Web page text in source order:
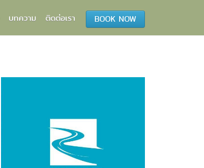
BOOK NOW
บทความ ติดต่อเรา